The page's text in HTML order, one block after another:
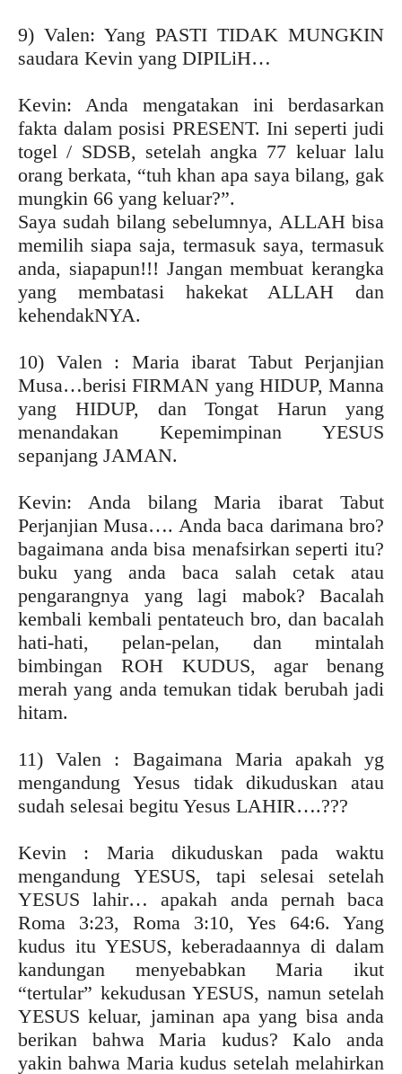
9) Valen: Yang PASTI TIDAK MUNGKIN
saudara Kevin yang DIPILiH…
Kevin: Anda mengatakan ini berdasarkan
fakta dalam posisi PRESENT. Ini seperti judi
togel / SDSB, setelah angka 77 keluar lalu
orang berkata, “tuh khan apa saya bilang, gak
mungkin 66 yang keluar?”.
Saya sudah bilang sebelumnya, ALLAH bisa
memilih siapa saja, termasuk saya, termasuk
anda, siapapun!!! Jangan membuat kerangka
yang membatasi hakekat ALLAH dan
kehendakNYA.
10) Valen : Maria ibarat Tabut Perjanjian
Musa…berisi FIRMAN yang HIDUP, Manna
yang HIDUP, dan Tongat Harun yang
menandakan Kepemimpinan YESUS
sepanjang JAMAN.
Kevin: Anda bilang Maria ibarat Tabut
Perjanjian Musa…. Anda baca darimana bro?
bagaimana anda bisa menafsirkan seperti itu?
buku yang anda baca salah cetak atau
pengarangnya yang lagi mabok? Bacalah
kembali kembali pentateuch bro, dan bacalah
hati-hati, pelan-pelan, dan mintalah
bimbingan ROH KUDUS, agar benang
merah yang anda temukan tidak berubah jadi
hitam.
11) Valen : Bagaimana Maria apakah yg
mengandung Yesus tidak dikuduskan atau
sudah selesai begitu Yesus LAHIR….???
Kevin : Maria dikuduskan pada waktu
mengandung YESUS, tapi selesai setelah
YESUS lahir… apakah anda pernah baca
Roma 3:23, Roma 3:10, Yes 64:6. Yang
kudus itu YESUS, keberadaannya di dalam
kandungan menyebabkan Maria ikut
“tertular” kekudusan YESUS, namun setelah
YESUS keluar, jaminan apa yang bisa anda
berikan bahwa Maria kudus? Kalo anda
yakin bahwa Maria kudus setelah melahirkan